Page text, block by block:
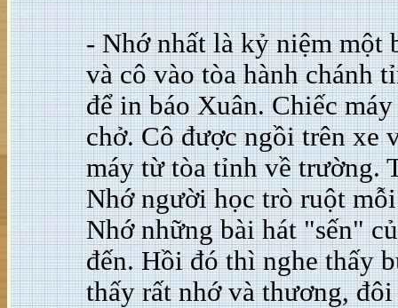
- Nhớ nhất là kỷ niệm một
và cô vào tòa hành chánh
để in báo Xuân. Chiếc
chở. Cô được ngồi trên xe
máy từ tòa tỉnh về trường.
Nhớ người học trò ruột
Nhớ những bài hát "sến"
đến. Hồi đó thì nghe thấy
thấy rất nhớ và thương,